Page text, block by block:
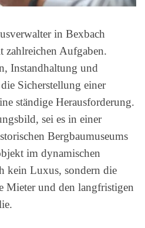
in Bexbach
zahlreichen Aufgaben.
Instandhaltung und
Sicherstellung einer
ständige Herausforderung.
sei es in einer
Bergbaumuseums
im dynamischen
kein Luxus, sondern die
Mieter und den langfristigen